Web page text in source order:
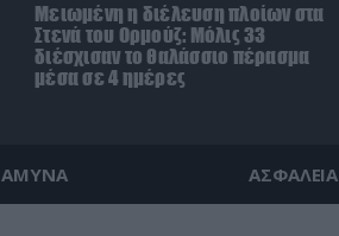
Μειωμένη η διέλευση πλοίων στα
Στενά του Ορμούζ: Μόλις 33
διέσχισαν το θαλάσσιο πέρασμα
μέσα σε 4 ημέρες
ΑΜΥΝΑ ΑΣΦΑΛΕΙΑ